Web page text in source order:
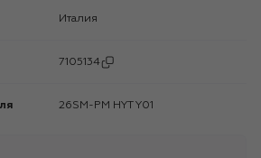
Италия
7105134
26SM-PM HYT Y01